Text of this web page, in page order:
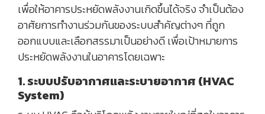
เพื่อให้อาคารประหยัดพลังงานเกิดขึ้นได้จริง จำเป็นต้อง
อาศัยการทำงานร่วมกันของระบบสำคัญต่างๆ ที่ถูก
ออกแบบและเลือกสรรมาเป็นอย่างดี เพื่อเป้าหมายการ
ประหยัดพลังงานในอาคารโดยเฉพาะ
1. ระบบปรับอากาศและระบายอากาศ (HVAC
System)